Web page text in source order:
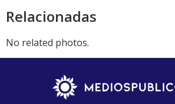
Relacionadas
No related photos.